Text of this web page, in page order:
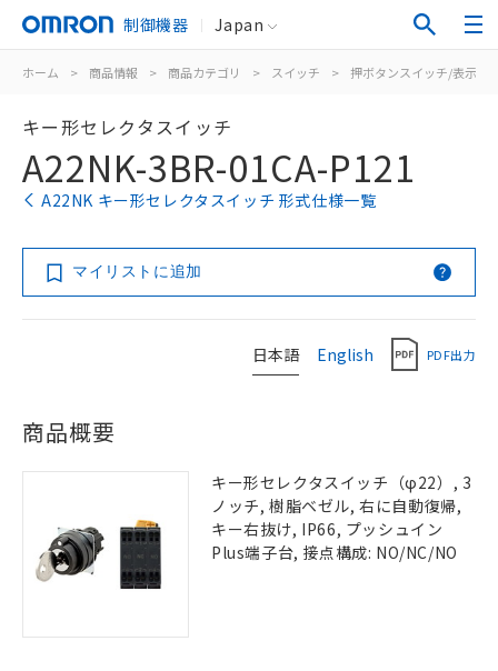
制御機器 Japan
ホーム > 商品情報 > 商品カテゴリ > スイッチ > 押ボタンスイッチ/表示灯
キー形セレクタスイッチ
A22NK-3BR-01CA-P121
A22NK キー形セレクタスイッチ 形式仕様一覧
マイリストに追加
日本語 English PDF出力
商品概要
キー形セレクタスイッチ（φ22）, 3
ノッチ, 樹脂ベゼル, 右に自動復帰,
キー右抜け, IP66, プッシュイン
Plus端子台, 接点構成: NO/NC/NO